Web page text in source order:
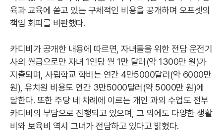
육과 교육에 쏟고 있는 구체적인 비용을 공개하며 오프셋의
책임 회피를 비판했다.
카디비가 공개한 내용에 따르면, 자녀들을 위한 전담 운전기
사의 월급으로만 자녀 1인당 월 1만 달러(약 1300만 원)가
지출되며, 사립학교 학비는 연간 4만5000달러(약 6000만
원), 유치원 비용도 연간 3만5000달러(약 5000만 원)에
달한다. 또한 주당 네 차례에 이르는 개인 과외 수업도 전부
카디비의 부담으로 진행되고 있으며, 그 외에도 다양한 생활
비와 보육비 역시 그녀가 전담하고 있다고 밝혔다.